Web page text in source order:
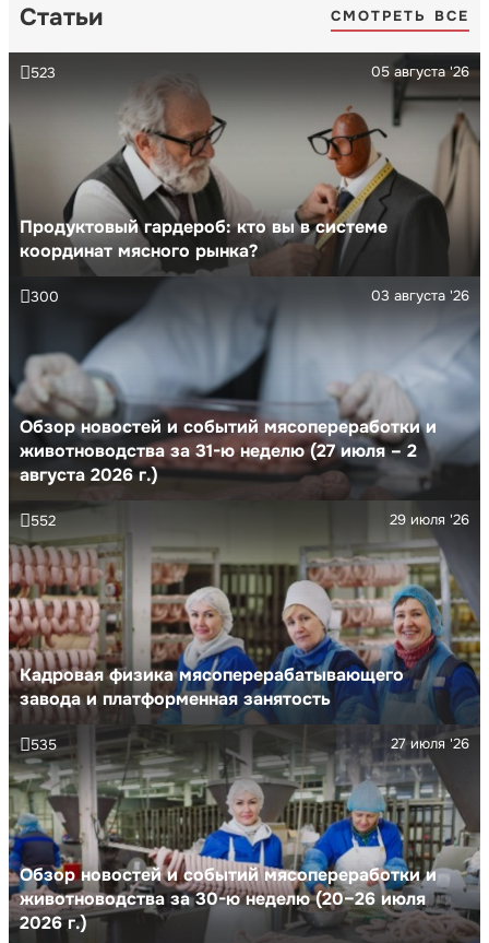
Статьи СМОТРЕТЬ ВСЕ
Продуктовый гардероб: кто вы в системе
координат мясного рынка?
05 августа '26
523
Обзор новостей и событий мясопереработки и
животноводства за 31-ю неделю (27 июля – 2
августа 2026 г.)
03 августа '26
300
Кадровая физика мясоперерабатывающего
завода и платформенная занятость
29 июля '26
552
Обзор новостей и событий мясопереработки и
животноводства за 30-ю неделю (20–26 июля
2026 г.)
27 июля '26
535